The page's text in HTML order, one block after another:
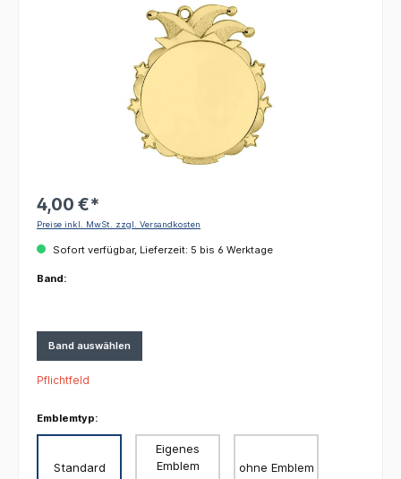
4,00 €*
Preise inkl. MwSt. zzgl. Versandkosten
Sofort verfügbar, Lieferzeit: 5 bis 6 Werktage
Band:
Band auswählen
Pflichtfeld
Emblemtyp:
Standard
Eigenes
Emblem
ohne Emblem